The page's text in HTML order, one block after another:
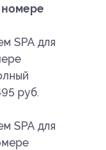
номере
SPA для
руб.
SPA для